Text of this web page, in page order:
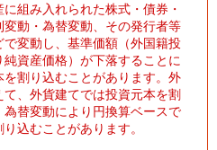
組み入れられた株式・債券・
変動・為替変動、その発行者等
変動し、基準価額（外国籍投
資産価格）が下落することに
割り込むことがあります。外
、外貨建てでは投資元本を割
為替変動により円換算ベースで
込むことがあります。